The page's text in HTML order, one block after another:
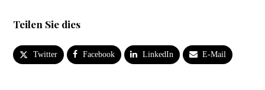
Teilen Sie dies
Twitter Facebook LinkedIn E-Mail